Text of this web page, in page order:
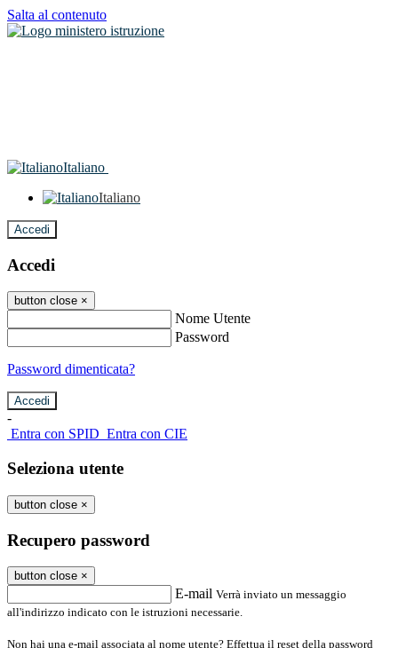
Salta al contenuto
Italiano
Italiano
Accedi
Accedi
button close ×
Nome Utente
Password
Password dimenticata?
-
Entra con SPID Entra con CIE
Seleziona utente
button close ×
Recupero password
button close ×
E-mail Verrà inviato un messaggio
all'indirizzo indicato con le istruzioni necessarie.
Non hai una e-mail associata al nome utente? Effettua il reset della password